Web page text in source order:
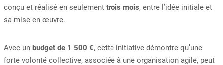
conçu et réalisé en seulement trois mois, entre l’idée initiale et
sa mise en œuvre.
Avec un budget de 1 500 €, cette initiative démontre qu’une
forte volonté collective, associée à une organisation agile, peut